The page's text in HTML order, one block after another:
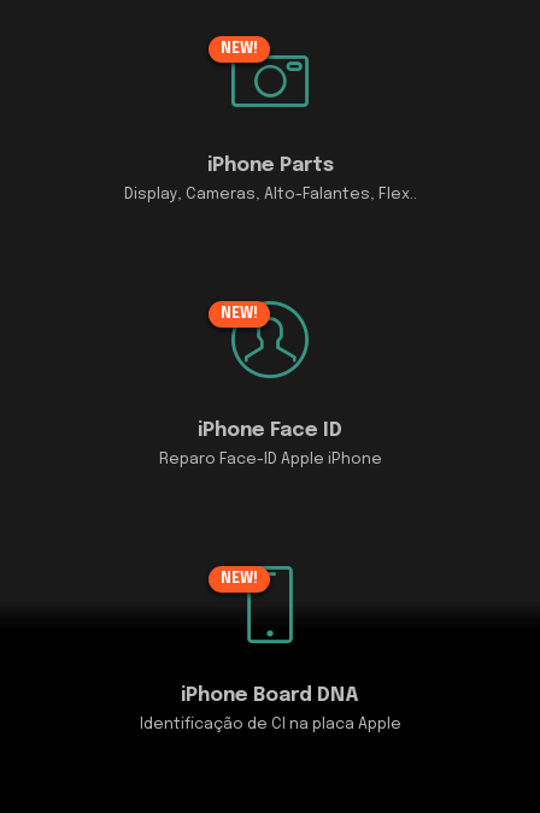
iPhone Parts
Display, Cameras, Alto-Falantes, Flex..
NEW!
iPhone Face ID
Reparo Face-ID Apple iPhone
NEW!
iPhone Board DNA
Identificação de CI na placa Apple
NEW!